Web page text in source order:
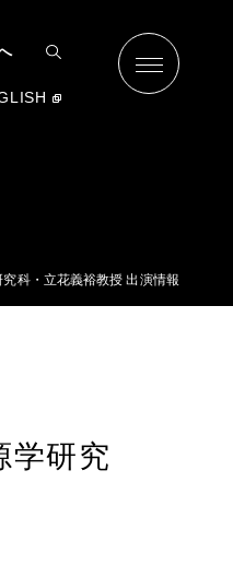
究科・立花義裕教授 出演情報
学研究